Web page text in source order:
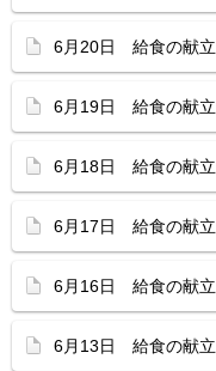
6月20日 給食の献立
6月19日 給食の献立
6月18日 給食の献立
6月17日 給食の献立
6月16日 給食の献立
6月13日 給食の献立